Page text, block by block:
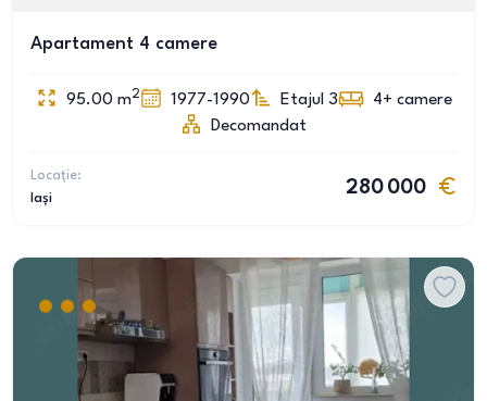
Apartament 4 camere
95.00 m2 1977-1990 Etajul 3 4+ camere
Decomandat
Locație:
Iași
280 000